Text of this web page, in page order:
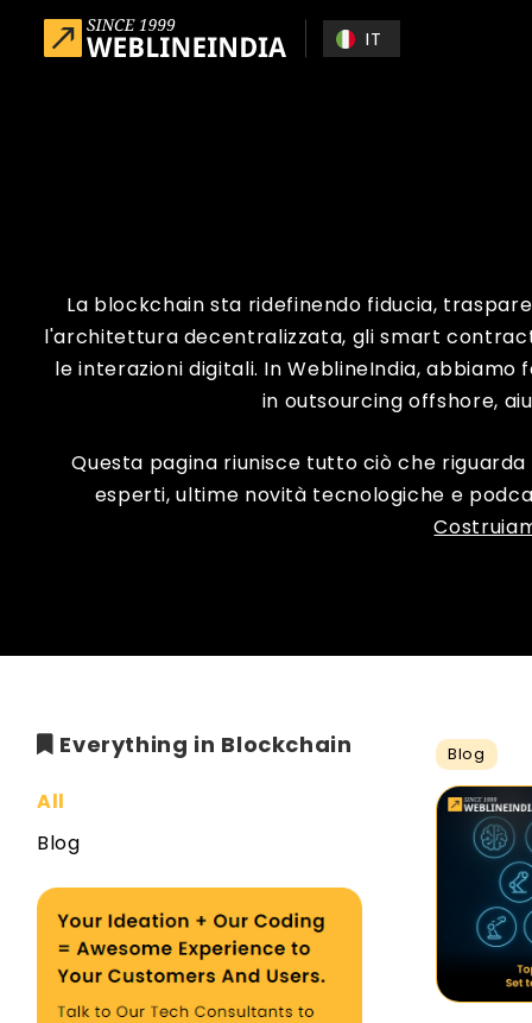
Skip to main content
IT
La blockchain sta ridefinendo fiducia,
l'architettura decentralizzata, gli smart
le interazioni digitali. In WeblineIndia,
in outsourcing offshore,
Questa pagina riunisce tutto ciò che
esperti, ultime novità tecnologiche e
Everything in Blockchain
All
Blog
Blog